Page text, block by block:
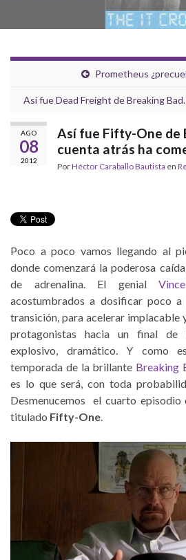
Prometheus
Así fue Dead Freight de Breaking
AGO
08
2012
Así fue Fifty-One de
cuenta atrás ha
PorHéctor Caraballo Bautista en
Poco a poco vamos llegando al
donde comenzará la poderosa
de adrenalina. El genial
acostumbrados a dosificar poco
transición, para acelerar implacable
protagonistas hacia un final de
explosivo, dramático. Y como
temporada de la brillante Breaking
es lo que será, con toda
Desmenucemos el cuarto
titulado Fifty-One.